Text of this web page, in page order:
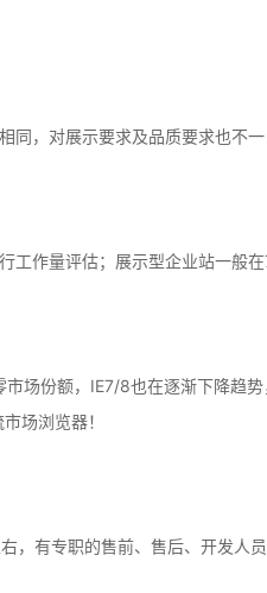
同，对展示要求及品质要求也不
工作量评估；展示型企业站一般
场份额，IE7/8也在逐渐下降趋
场浏览器！
，有专职的售前、售后、开发人